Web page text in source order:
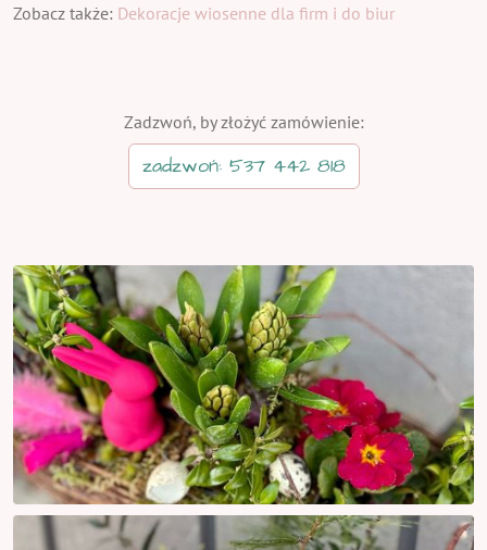
Zobacz także: Dekoracje wiosenne dla firm i do biur
Zadzwoń, by złożyć zamówienie:
zadzwoń: 537 442 818